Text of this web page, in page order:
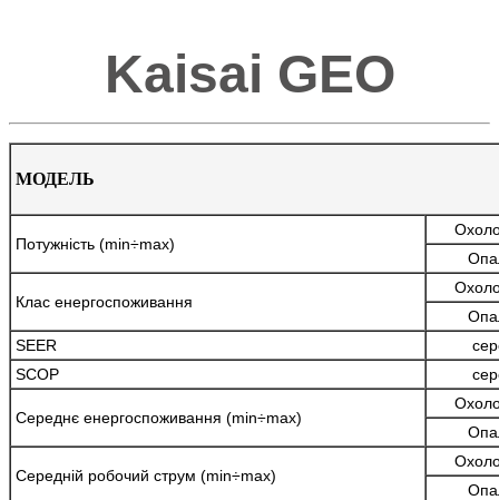
Kaisai GEO
МОДЕЛЬ
Потужність (min÷max)
Клас енергоспоживання
SEER
SCOP
Середнє енергоспоживання (min÷max)
Середній робочий струм (min÷max)